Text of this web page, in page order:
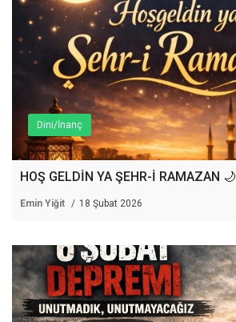
Dini/İnanç
HOŞ GELDİN YA ŞEHR-İ RAMAZAN 🌙
Emin Yiğit 18 Şubat 2026